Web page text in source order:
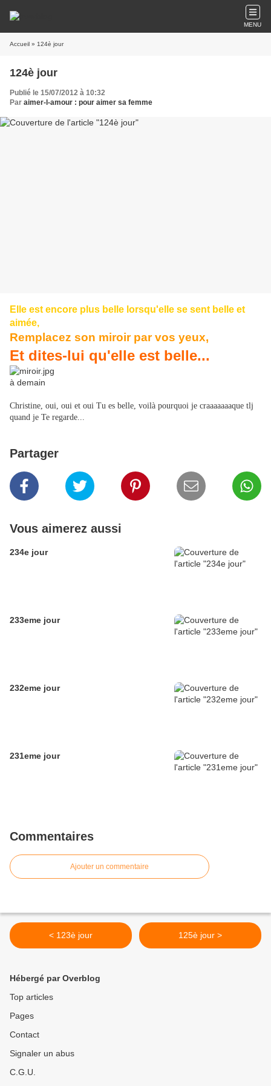
MENU
Accueil » 124è jour
124è jour
Publié le 15/07/2012 à 10:32
Par aimer-l-amour : pour aimer sa femme
Elle est encore plus belle lorsqu'elle se sent belle et
aimée,
Remplacez son miroir par vos yeux,
Et dites-lui qu'elle est belle...
à demain
Christine, oui, oui et oui Tu es belle, voilà pourquoi je craaaaaaaque tlj
quand je Te regarde...
Partager
Vous aimerez aussi
234e jour
233eme jour
232eme jour
231eme jour
Commentaires
Ajouter un commentaire
< 123è jour 125è jour >
Hébergé par Overblog
Top articles
Pages
Contact
Signaler un abus
C.G.U.